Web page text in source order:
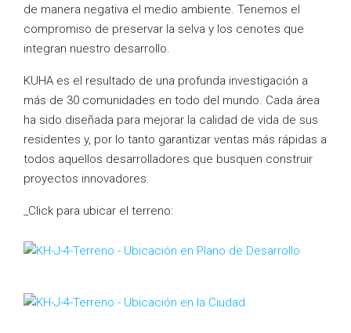
de manera negativa el medio ambiente. Tenemos el
compromiso de preservar la selva y los cenotes que
integran nuestro desarrollo.
KUHA es el resultado de una profunda investigación a
más de 30 comunidades en todo del mundo. Cada área
ha sido diseñada para mejorar la calidad de vida de sus
residentes y, por lo tanto garantizar ventas más rápidas a
todos aquellos desarrolladores que busquen construir
proyectos innovadores.
_Click para ubicar el terreno: